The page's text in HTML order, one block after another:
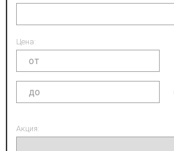
Цена:
Акция: